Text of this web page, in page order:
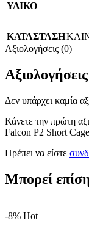
ΥΛΙΚΟ
ΚΑΤΑΣΤΑΣΗ
Αξιολογήσεις (0)
Αξιολογήσεις
Δεν υπάρχει καμία
Κάνετε την πρώτη
Falcon P2 Short
Πρέπει να είστε
Μπορεί
-8% Hot